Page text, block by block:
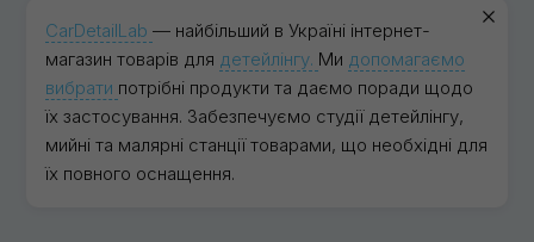
CarDetailLab— найбільший в Україні інтернет-
магазин товарів для детейлінгу. Ми допомагаємо
вибрати потрібні продукти та даємо поради щодо
їх застосування. Забезпечуємо студії детейлінгу,
мийні та малярні станції товарами, що необхідні для
їх повного оснащення.